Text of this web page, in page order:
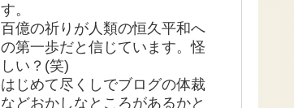
す。
百億の祈りが人類の恒久平和へ
の第一歩だと信じています。怪
しい？(笑)
はじめて尽くしでブログの体裁
などおかしなところがあるかと